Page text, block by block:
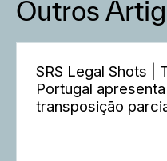
Outros
SRS Legal Shots |
Portugal
transposição